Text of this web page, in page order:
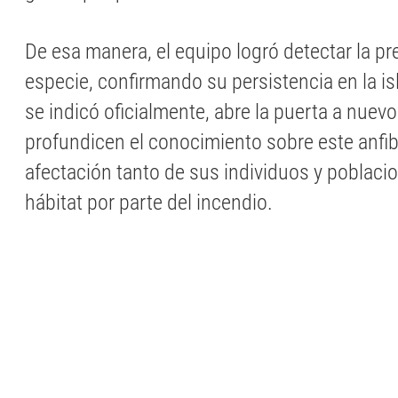
De esa manera, el equipo logró detectar la
especie, confirmando su persistencia en la
se indicó oficialmente, abre la puerta a
profundicen el conocimiento sobre este
afectación tanto de sus individuos y
hábitat por parte del incendio.